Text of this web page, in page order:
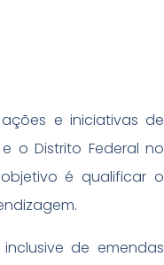
e iniciativas de
o Distrito Federal no
é qualificar o
de emendas